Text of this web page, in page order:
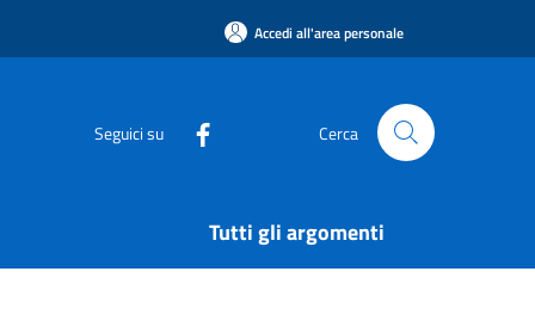
Accedi all'area personale
Seguici su Cerca
Tutti gli argomenti